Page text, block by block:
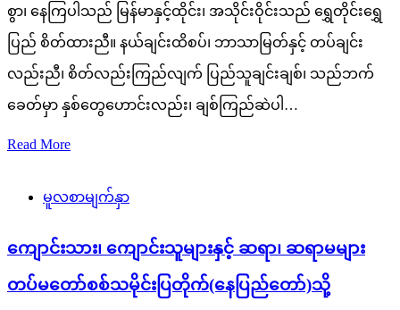
စွာ၊ နေကြပါသည် မြန်မာနှင့်ထိုင်း၊ အသိုင်းဝိုင်းသည် ရွှေတိုင်းရွှေ
ပြည် စိတ်ထားညီ။ နယ်ချင်းထိစပ်၊ ဘာသာမြတ်နှင့် တပ်ချင်း
လည်းညီ၊ စိတ်လည်းကြည်လျက် ပြည်သူချင်းချစ်၊ သည်ဘက်
ခေတ်မှာ နှစ်တွေဟောင်းလည်း၊ ချစ်ကြည်ဆဲပါ…
Read More
မူလစာမျက်နှာ
ကျောင်းသား၊ ကျောင်းသူများနှင့် ဆရာ၊ ဆရာမများ
တပ်မတော်စစ်သမိုင်းပြတိုက်(နေပြည်တော်)သို့